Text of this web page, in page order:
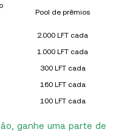
Pool de prêmios
2.000 LFT cada
1.000 LFT cada
300 LFT cada
160 LFT cada
100 LFT cada
ganhe uma parte de